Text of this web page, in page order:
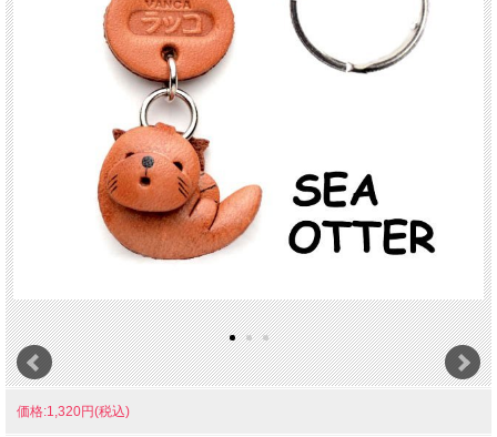
価格:1,320円(税込)